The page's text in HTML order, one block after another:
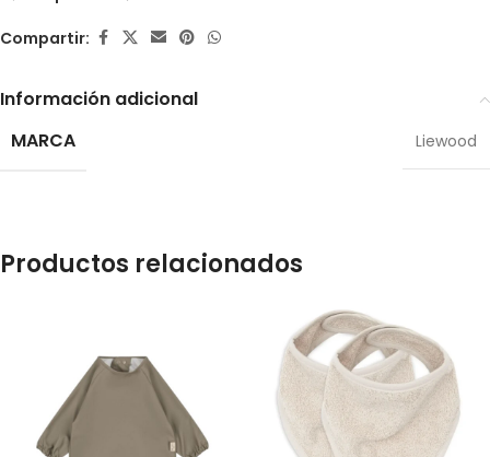
Compartir:
Información adicional
MARCA
Liewood
Productos relacionados